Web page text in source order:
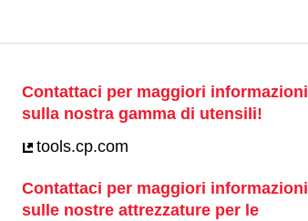
Contattaci per maggiori informazioni
sulla nostra gamma di utensili!
tools.cp.com
Contattaci per maggiori informazioni
sulle nostre attrezzature per le